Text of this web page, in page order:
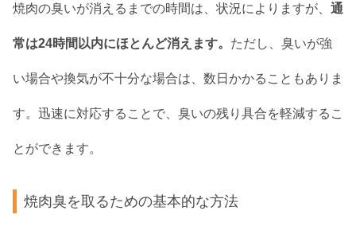
焼肉の臭いが消えるまでの時間は、状況によりますが、 通
常は24時間以内にほとんど消えます。 ただし、臭いが強
い場合や換気が不十分な場合は、数日かかることもありま
す。迅速に対応することで、臭いの残り具合を軽減するこ
とができます。
焼肉臭を取るための基本的な方法